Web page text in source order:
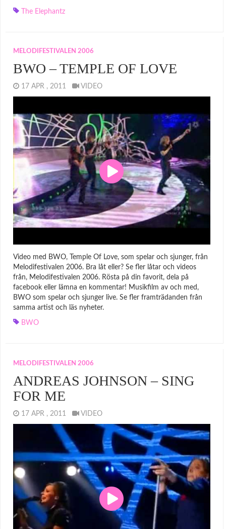
The Elephantz
MELODIFESTIVALEN 2006
BWO – TEMPLE OF LOVE
17 APR , 2011 VIDEO
Video med BWO, Temple Of Love, som spelar och sjunger, från
Melodifestivalen 2006. Bra låt eller? Se fler låtar och videos
från, Melodifestivalen 2006. Rösta på din favorit, dela på
facebook eller lämna en kommentar! Musikfilm av och med,
BWO som spelar och sjunger live. Se fler framträdanden från
samma artist och läs nyheter.
BWO
MELODIFESTIVALEN 2006
ANDREAS JOHNSON – SING
FOR ME
17 APR , 2011 VIDEO